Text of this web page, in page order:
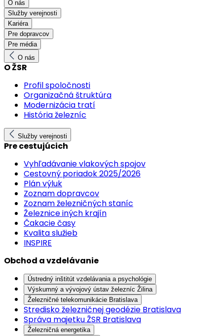
O nás
Služby verejnosti
Kariéra
Pre dopravcov
Pre média
O nás
O ŽSR
Profil spoločnosti
Organizačná štruktúra
Modernizácia tratí
História železníc
Služby verejnosti
Pre cestujúcich
Vyhľadávanie vlakových spojov
Cestovný poriadok 2025/2026
Plán výluk
Zoznam dopravcov
Zoznam železničných staníc
Železnice iných krajín
Čakacie časy
Kvalita služieb
INSPIRE
Obchod a vzdelávanie
Ústredný inštitút vzdelávania a psychológie
Výskumný a vývojový ústav železníc Žilina
Železničné telekomunikácie Bratislava
Stredisko železničnej geodézie Bratislava
Správa majetku ŽSR Bratislava
Železničná energetika